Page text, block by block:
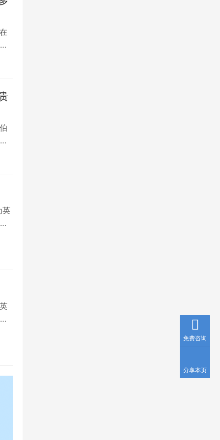
英
免费咨询
分享本页